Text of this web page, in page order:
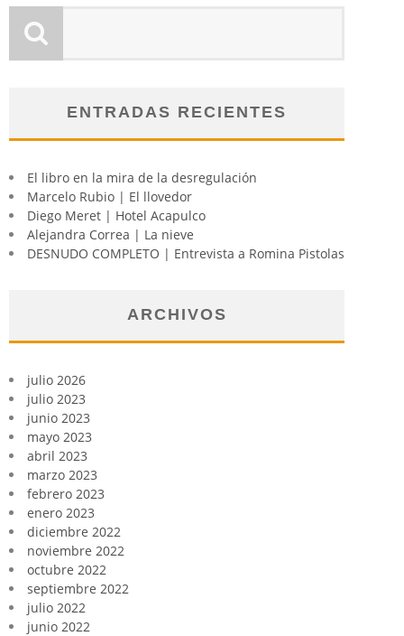
ENTRADAS RECIENTES
El libro en la mira de la desregulación
Marcelo Rubio | El llovedor
Diego Meret | Hotel Acapulco
Alejandra Correa | La nieve
DESNUDO COMPLETO | Entrevista a Romina Pistolas
ARCHIVOS
julio 2026
julio 2023
junio 2023
mayo 2023
abril 2023
marzo 2023
febrero 2023
enero 2023
diciembre 2022
noviembre 2022
octubre 2022
septiembre 2022
julio 2022
junio 2022